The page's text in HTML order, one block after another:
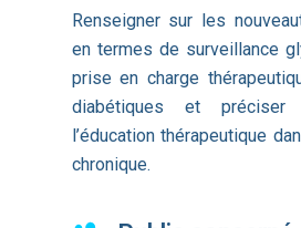
Renseigner sur les
en termes de surveillance
prise en charge
diabétiques et
l’éducation thérapeutique
chronique.